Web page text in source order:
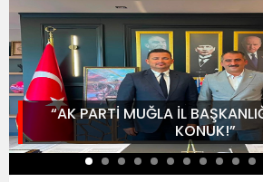
“AK PARTİ MUĞLA İL
KONUK!”